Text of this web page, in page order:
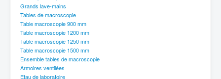
Grands lave-mains
Tables de macroscopie
Table macroscopie 900 mm
Table macroscopie 1200 mm
Table macroscopie 1250 mm
Table macroscopie 1500 mm
Ensemble tables de macroscopie
Armoires ventilées
Etau de laboratoire